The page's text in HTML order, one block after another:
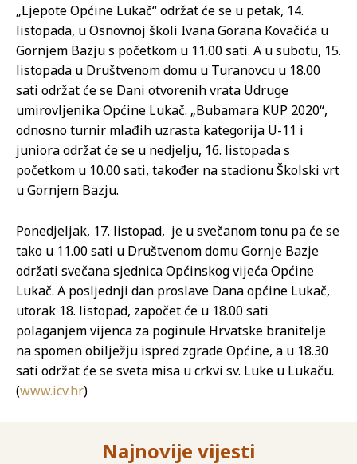
„Ljepote Općine Lukač“ održat će se u petak, 14.
listopada, u Osnovnoj školi Ivana Gorana Kovačića u
Gornjem Bazju s početkom u 11.00 sati. A u subotu, 15.
listopada u Društvenom domu u Turanovcu u 18.00
sati održat će se Dani otvorenih vrata Udruge
umirovljenika Općine Lukač. „Bubamara KUP 2020“,
odnosno turnir mlađih uzrasta kategorija U-11 i
juniora održat će se u nedjelju, 16. listopada s
početkom u 10.00 sati, također na stadionu Školski vrt
u Gornjem Bazju.
Ponedjeljak, 17. listopad, je u svečanom tonu pa će se
tako u 11.00 sati u Društvenom domu Gornje Bazje
održati svečana sjednica Općinskog vijeća Općine
Lukač. A posljednji dan proslave Dana općine Lukač,
utorak 18. listopad, započet će u 18.00 sati
polaganjem vijenca za poginule Hrvatske branitelje
na spomen obilježju ispred zgrade Općine, a u 18.30
sati održat će se sveta misa u crkvi sv. Luke u Lukaču.
(www.icv.hr)
Najnovije vijesti